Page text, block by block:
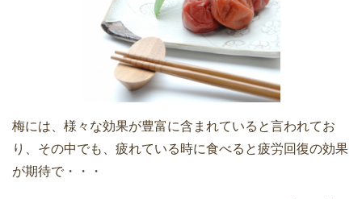
梅には、様々な効果が豊富に含まれていると言われてお
り、その中でも、疲れている時に食べると疲労回復の効果
が期待で・・・